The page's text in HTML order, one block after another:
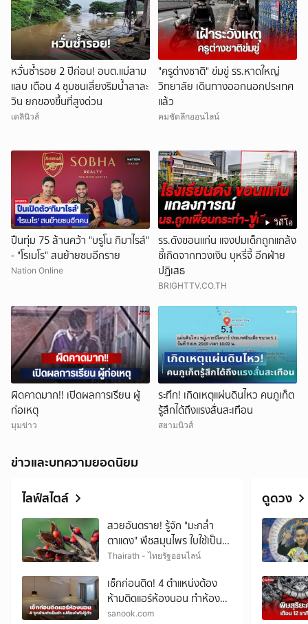
หวั่นซ้ำรอย 2 ปีก่อน! อบต.แม่สาม
แลบ เตือน 4 ชุมชนเสี่ยงริมน้ำสาละ
วิน ยกของขึ้นที่สูงด่วน
เดลินิวส์
"ครูต่างชาติ" ข่มขู่ รร.หาดใหญ่
วิทยาลัย เดินทางออกนอกประเทศ
แล้ว
คมชัดลึกออนไลน์
ปืนทุ่ม 75 ล้านคว้า "บรูโน กิมาไรส์"
- "โรเมโร" สนย้ายซบอีกราย
Nation Online
วิดีโอ
รร.ดังขอนแก่น แจงปมเด็กถูกแกล้ง
ชี้เกิดจากทวงเงิน บุหรี่จี้ อีกฝ่าย
ปฏิเสธ
BRIGHTTV.CO.TH
ผิดคาดมาก!! เปิดผลการเรียน ผู้
ก่อเหตุ
มุมข่าว
ระทึก! เกิดเหตุแผ่นดินไหว คนภูเก็ต
รู้สึกได้ถึงแรงสั่นสะเทือน
สยามนิวส์
ข่าวและบทความยอดนิยม
ไลฟ์สไตล์
สวยอันตราย! รู้จัก "มะกล่ำ
ตาแดง" พืชสมุนไพร ใบใช้เป็น
ยา แต่เมล็ดมีพิษร้าย
Thairath - ไทยรัฐออนไลน์
เช็กก่อนติด! 4 ตำแหน่งต้อง
ห้ามติดแอร์ห้องนอน ทำห้อง
เย็นช้า เปลืองค่าไฟไม่รู้ตัว
sanook.com
ดูดวง